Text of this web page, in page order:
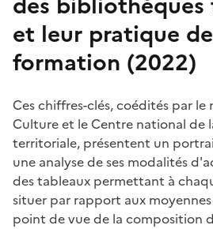
et leur pratique
formation (2022)
Ces chiffres-clés, coédités par le
Culture et le Centre national de
territoriale, présentent un
une analyse de ses modalités
des tableaux permettant à
situer par rapport aux
point de vue de la composition